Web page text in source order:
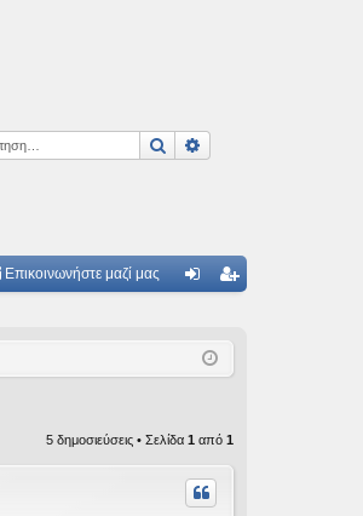
Αναζήτηση
Γ
Επικοινωνήστε μαζί μας
ρα
5 δημοσιεύσεις • Σελίδα 1 από 1